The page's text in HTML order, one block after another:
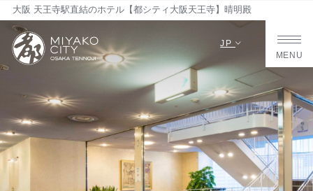
大阪 天王寺駅直結のホテル【都シティ大阪天王寺】晴明殿
JP
MENU